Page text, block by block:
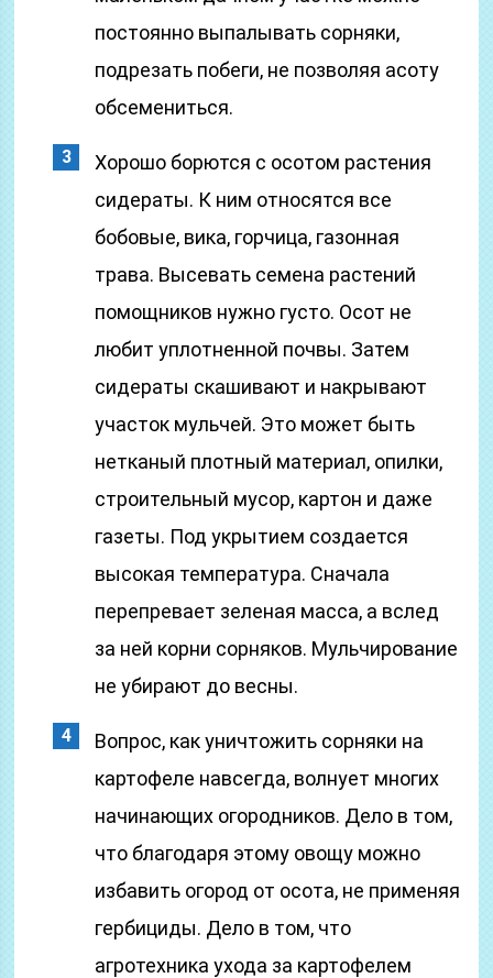
постоянно выпалывать сорняки,
подрезать побеги, не позволяя асоту
обсемениться.
Хорошо борются с осотом растения
сидераты. К ним относятся все
бобовые, вика, горчица, газонная
трава. Высевать семена растений
помощников нужно густо. Осот не
любит уплотненной почвы. Затем
сидераты скашивают и накрывают
участок мульчей. Это может быть
нетканый плотный материал, опилки,
строительный мусор, картон и даже
газеты. Под укрытием создается
высокая температура. Сначала
перепревает зеленая масса, а вслед
за ней корни сорняков. Мульчирование
не убирают до весны.
Вопрос, как уничтожить сорняки на
картофеле навсегда, волнует многих
начинающих огородников. Дело в том,
что благодаря этому овощу можно
избавить огород от осота, не применяя
гербициды. Дело в том, что
агротехника ухода за картофелем